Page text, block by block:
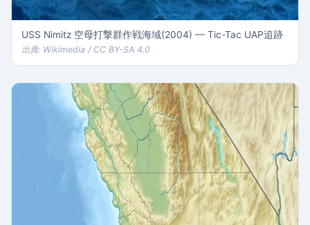
USS Nimitz 空母打撃群作戦海域(2004) — Tic-Tac UAP追跡
出典: Wikimedia / CC BY-SA 4.0